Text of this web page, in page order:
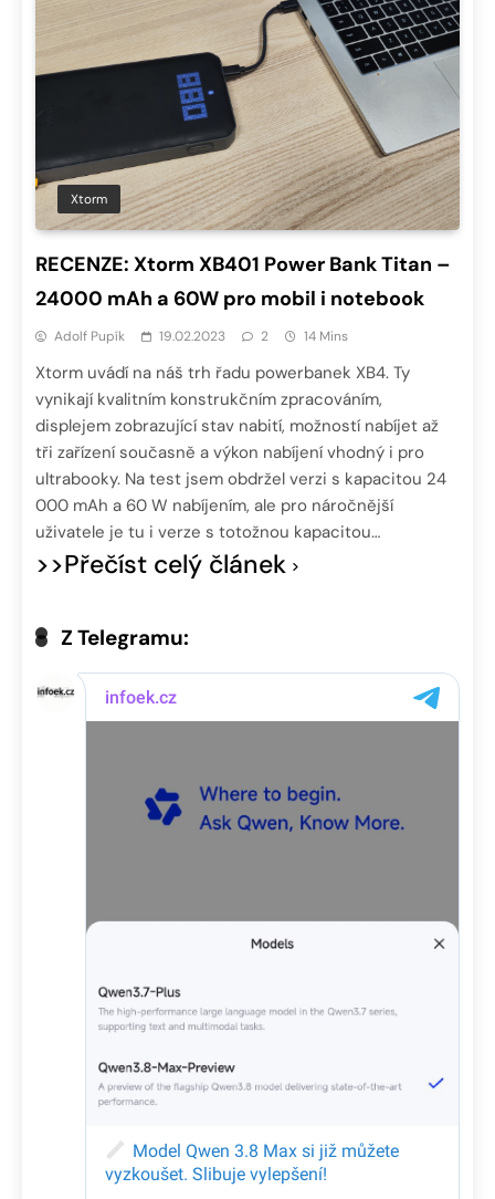
Xtorm
RECENZE: Xtorm XB401 Power Bank Titan –
24000 mAh a 60W pro mobil i notebook
Adolf Pupík 19.02.2023 2 14 Mins
Xtorm uvádí na náš trh řadu powerbanek XB4. Ty
vynikají kvalitním konstrukčním zpracováním,
displejem zobrazující stav nabití, možností nabíjet až
tři zařízení současně a výkon nabíjení vhodný i pro
ultrabooky. Na test jsem obdržel verzi s kapacitou 24
000 mAh a 60 W nabíjením, ale pro náročnější
uživatele je tu i verze s totožnou kapacitou…
>>Přečíst celý článek
Z Telegramu: